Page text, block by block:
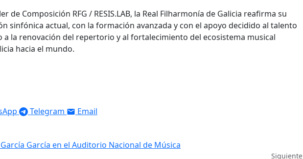
de Composición RFG / RESIS.LAB, la Real Filharmonía de Galicia reafirma su
sinfónica actual, con la formación avanzada y con el apoyo decidido al talento
la renovación del repertorio y al fortalecimiento del ecosistema musical
hacia el mundo.
Telegram Email
García en el Auditorio Nacional de Música
Siguiente